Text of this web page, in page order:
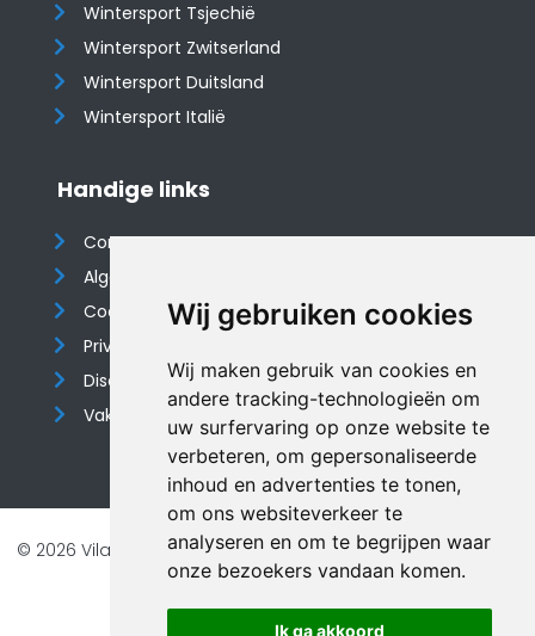
Wij gebruiken cookies
Wij maken gebruik van cookies en
andere tracking-technologieën om
uw surfervaring op onze website te
verbeteren, om gepersonaliseerde
inhoud en advertenties te tonen,
om ons websiteverkeer te
analyseren en om te begrijpen waar
onze bezoekers vandaan komen.
Ik ga akkoord
Wintersport Tsjechië
Wintersport Zwitserland
Wintersport Duitsland
Wintersport Italië
Handige links
Contact
Algemene voorwaarden
Cookieverklaring
Privacyverklaring
Disclaimer
Vakantiehuis website
© 2026 Vilando Vakantiehuizen |Website door FalcoTravel
Veilig online betalen met